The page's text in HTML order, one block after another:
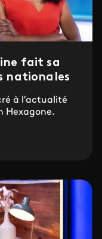
fait sa
nationales
à l'actualité
Hexagone.